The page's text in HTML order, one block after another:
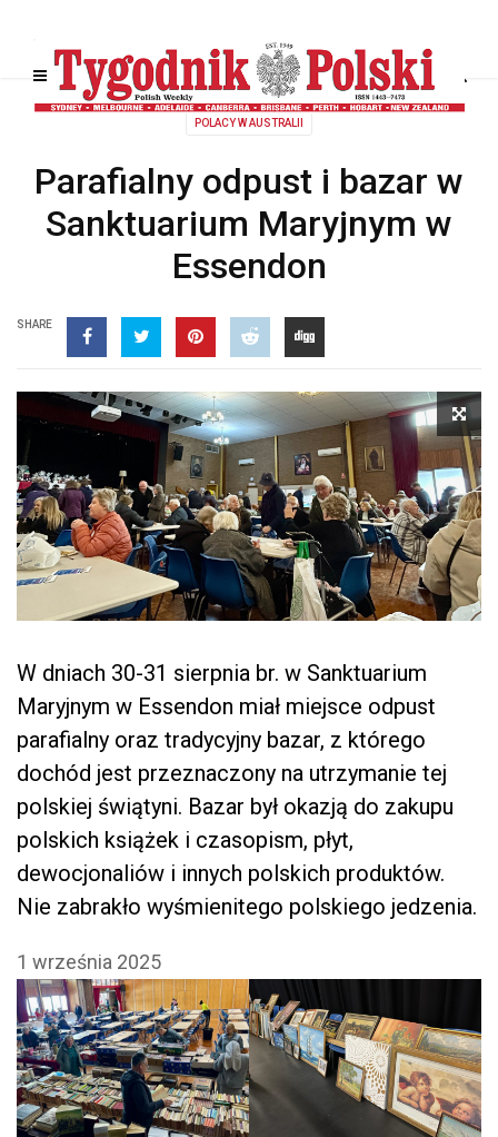
POLACY W AUSTRALII
Parafialny odpust i bazar w
Sanktuarium Maryjnym w
Essendon
SHARE
W dniach 30-31 sierpnia br. w Sanktuarium
Maryjnym w Essendon miał miejsce odpust
parafialny oraz tradycyjny bazar, z którego
dochód jest przeznaczony na utrzymanie tej
polskiej świątyni. Bazar był okazją do zakupu
polskich książek i czasopism, płyt,
dewocjonaliów i innych polskich produktów.
Nie zabrakło wyśmienitego polskiego jedzenia.
1 września 2025